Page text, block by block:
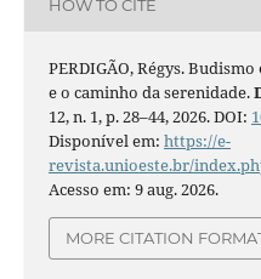
HOW TO CITE
PERDIGÃO, Régys.
e o caminho da serenidade.
12, n. 1, p. 28–44, 2026. DOI:
Disponível em: https://e-
revista.unioeste.br/
Acesso em: 9 aug. 2026.
MORE CITATION